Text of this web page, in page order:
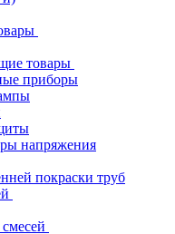
товары
приборы
напряжения
покраски труб